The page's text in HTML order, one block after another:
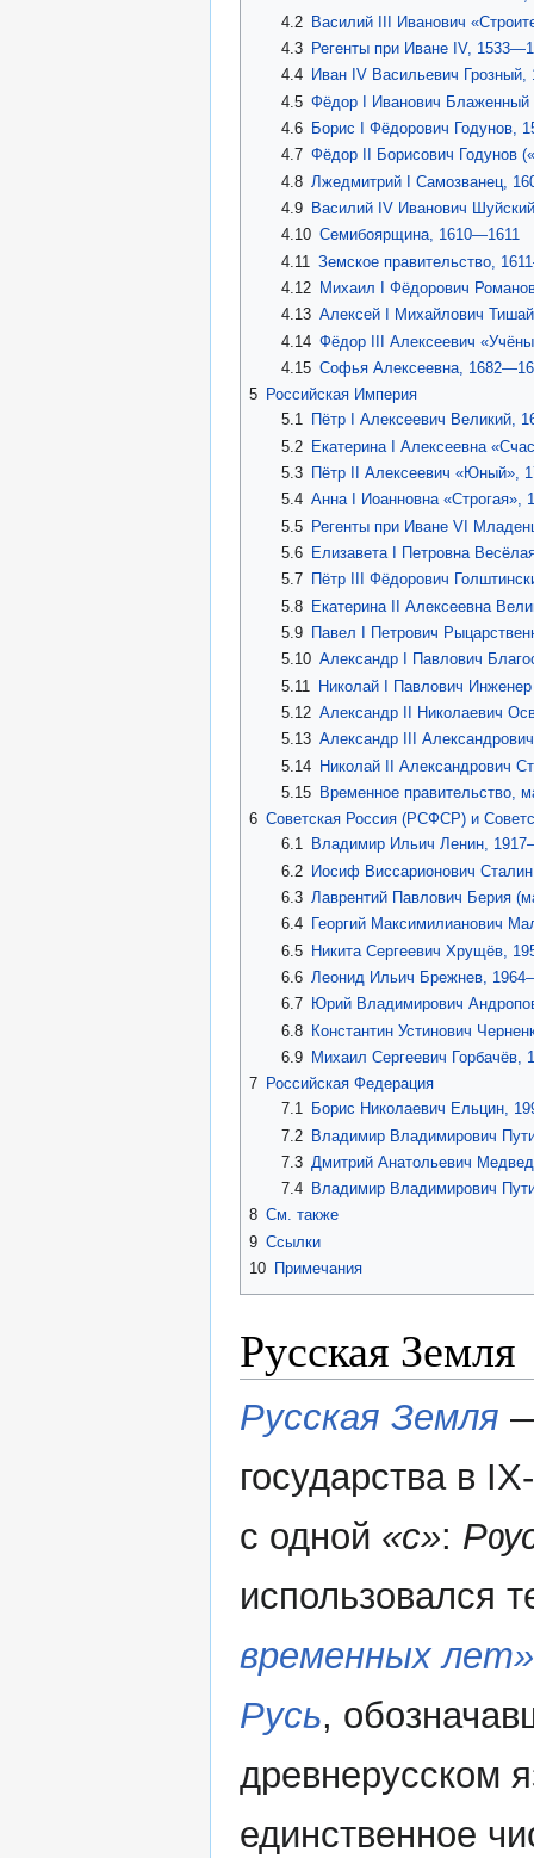
4.2 Василий III Иванович
4.3
Регенты при Иване IV,
4.4
Иван IV Васильевич
4.5 Фёдор I Иванович Блаженный
4.6
Борис I Фёдорович Годунов,
4.7 Фёдор II Борисович Годунов
4.8 Лжедмитрий I Самозванец,
4.9
Василий IV Иванович
4.10 Семибоярщина, 1610—1611
4.11 Земское правительство,
4.12
Михаил I Фёдорович
4.13 Алексей I Михайлович
4.14 Фёдор III Алексеевич
4.15 Софья Алексеевна,
5 Российская Империя
5.1
Пётр I Алексеевич Великий,
5.2 Екатерина I Алексеевна
5.3
Пётр II Алексеевич «Юный»,
5.4 Анна I Иоанновна «Строгая»,
5.5 Регенты при Иване VI
5.6
Елизавета I Петровна
5.7
Пётр III Фёдорович
5.8 Екатерина II Алексеевна
5.9
Павел I Петрович
5.10 Александр I Павлович
5.11
Николай I Павлович
5.12 Александр II Николаевич
5.13 Александр III
5.14 Николай II Александрович
5.15
Временное правительство,
6 Советская Россия (РСФСР) и
6.1
Владимир Ильич Ленин,
6.2 Иосиф Виссарионович
6.3 Лаврентий Павлович Берия
6.4
Георгий Максимилианович
6.5 Никита Сергеевич Хрущёв,
6.6 Леонид Ильич Брежнев,
6.7
Юрий Владимирович
6.8 Константин Устинович
6.9
Михаил Сергеевич Горбачёв,
7 Российская Федерация
7.1
Борис Николаевич Ельцин,
7.2 Владимир Владимирович
7.3 Дмитрий Анатольевич
7.4
Владимир Владимирович
8 См. также
9 Ссылки
10 Примечания
Русская Земля
Русская Земля
государства в
с одной «с»:
использовался
временных лет»
Русь,
древнерусском
единственное